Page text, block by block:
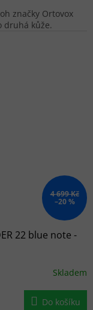
značky Ortovox
druhá kůže.
4 699 Kč
–20 %
22 blue note -
Skladem
Do košíku